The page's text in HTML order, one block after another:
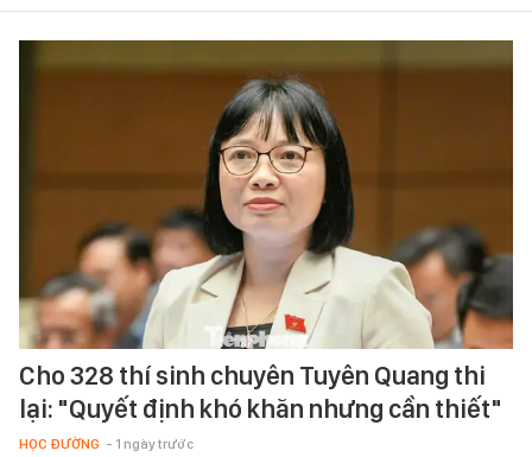
Cho 328 thí sinh chuyên Tuyên Quang thi
lại: "Quyết định khó khăn nhưng cần thiết"
HỌC ĐƯỜNG - 1 ngày trước